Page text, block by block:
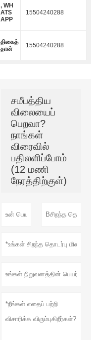
, WH
ATS
APP
15504240288
திகைத்
தான்
15504240288
சமீபத்திய
விலையைப்
பெறவா?
நாங்கள்
விரைவில்
பதிலளிப்போம்
(12 மணி
நேரத்திற்குள்)